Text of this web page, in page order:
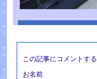
この記事にコメントする
お名前